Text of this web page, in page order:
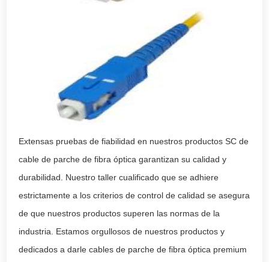
Extensas pruebas de fiabilidad en nuestros productos SC de
cable de parche de fibra óptica garantizan su calidad y
durabilidad. Nuestro taller cualificado que se adhiere
estrictamente a los criterios de control de calidad se asegura
de que nuestros productos superen las normas de la
industria. Estamos orgullosos de nuestros productos y
dedicados a darle cables de parche de fibra óptica premium